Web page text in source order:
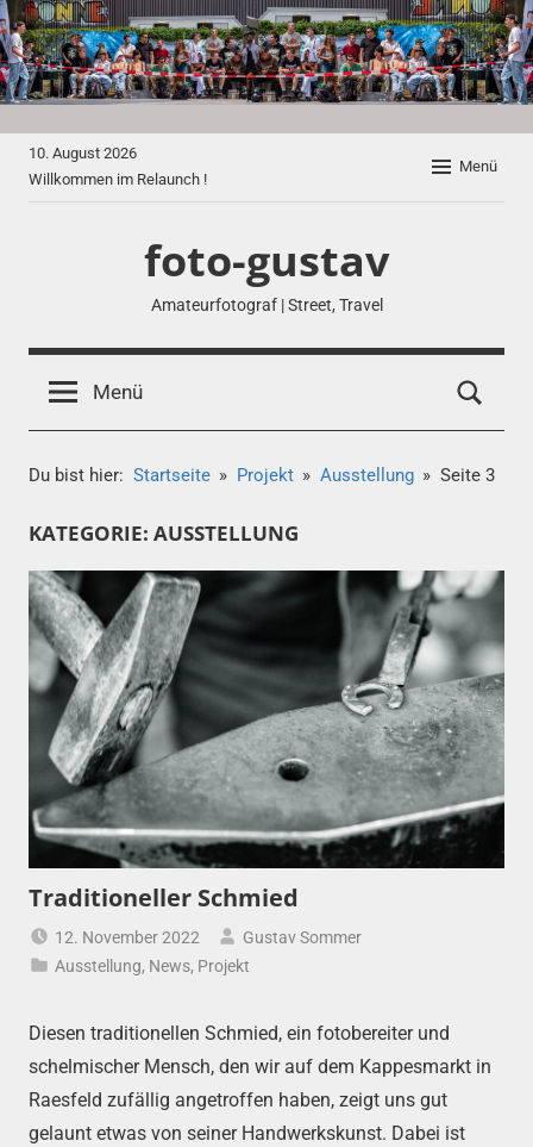
Zum
Inhalt
springen
10. August 2026
Willkommen im Relaunch !
Menü
foto-gustav
Amateurfotograf | Street, Travel
Menü
Du bist hier: Startseite Projekt Ausstellung Seite 3
KATEGORIE: AUSSTELLUNG
Traditioneller Schmied
12. November 2022
Gustav Sommer
Ausstellung, News, Projekt
Diesen traditionellen Schmied, ein fotobereiter und
schelmischer Mensch, den wir auf dem Kappesmarkt in
Raesfeld zufällig angetroffen haben, zeigt uns gut
gelaunt etwas von seiner Handwerkskunst. Dabei ist